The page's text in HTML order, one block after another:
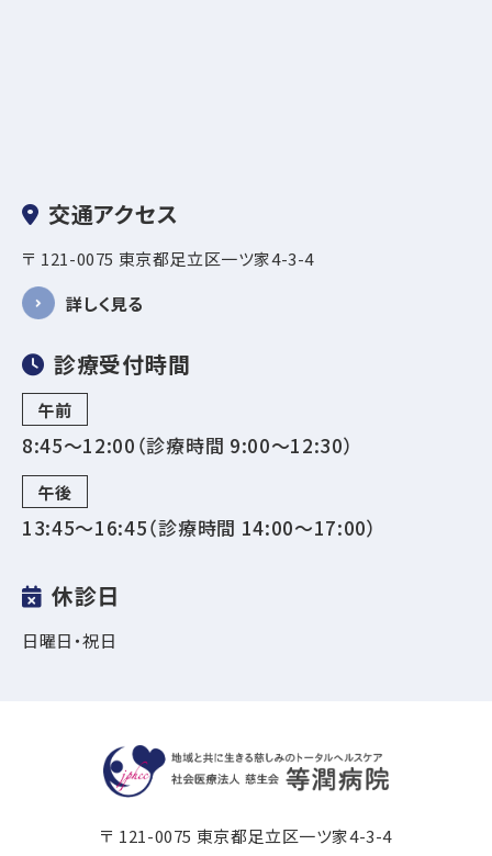
交通アクセス
〒 121-0075 東京都足立区一ツ家4-3-4
詳しく見る
診療受付時間
午前
8:45～12:00（診療時間 9:00〜12:30）
午後
13:45～16:45（診療時間 14:00〜17:00）
休診日
日曜日・祝日
〒 121-0075 東京都足立区一ツ家4-3-4